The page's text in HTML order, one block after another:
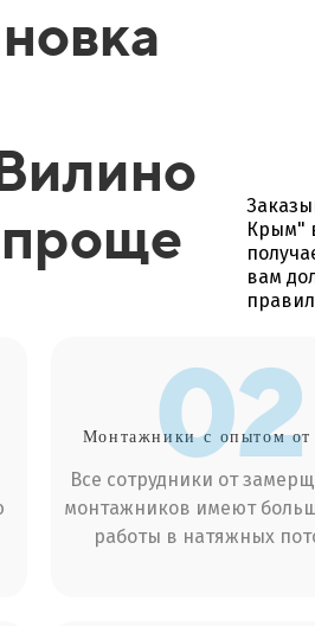
проще
Крым"
вам
02
Монтажники с опытом от
Все сотрудники от
монтажников имеют
работы в натяжных